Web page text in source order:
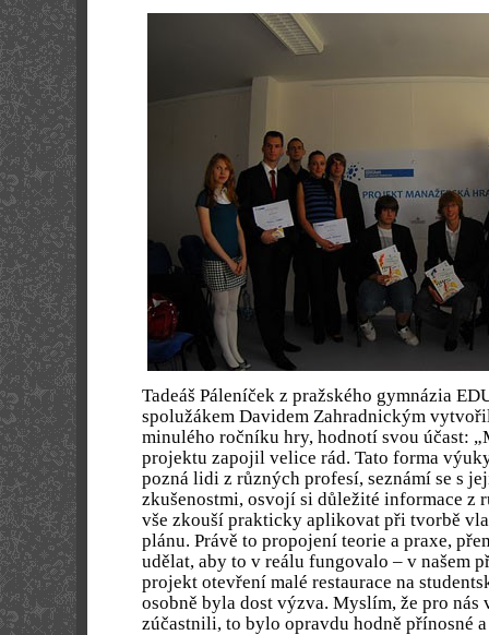
Tadeáš Páleníček z pražského gymnázia
spolužákem Davidem Zahradnickým
minulého ročníku hry, hodnotí svou účast:
projektu zapojil velice rád. Tato forma
pozná lidi z různých profesí, seznámí se s
zkušenostmi, osvojí si důležité informace z
vše zkouší prakticky aplikovat při tvorbě
plánu. Právě to propojení teorie a praxe,
udělat, aby to v reálu fungovalo – v našem
projekt otevření malé restaurace na
osobně byla dost výzva. Myslím, že pro nás
zúčastnili, to bylo opravdu hodně přínosné